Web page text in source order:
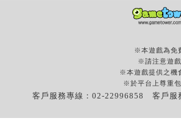
※本遊戲為免
※請注意遊戲
※本遊戲提供之機
※於平台上尊重包
客戶服務專線：02-22996858 客戶服